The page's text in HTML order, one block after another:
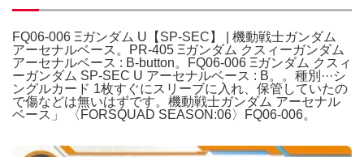
FQ06-006 Ξガンダム U【SP-SEC】 | 機動戦士ガンダム
アーセナルベース。PR-405 Ξガンダム クスィーガンダム
アーセナルベース : B-button。FQ06-006 Ξガンダム クスィ
ーガンダム SP-SEC U アーセナルベース : B。。種別···シ
ングルカード 1枚すぐにスリーブに入れ、保管していたの
で傷などは無いはずです。機動戦士ガンダム アーセナル
ベース」 〈FORSQUAD SEASON:06〉FQ06-006。